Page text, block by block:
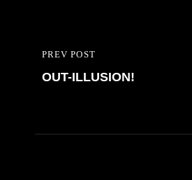
Beitragsnavigation
PREVIOUS
POST
PREV POST
OUT-ILLUSION!